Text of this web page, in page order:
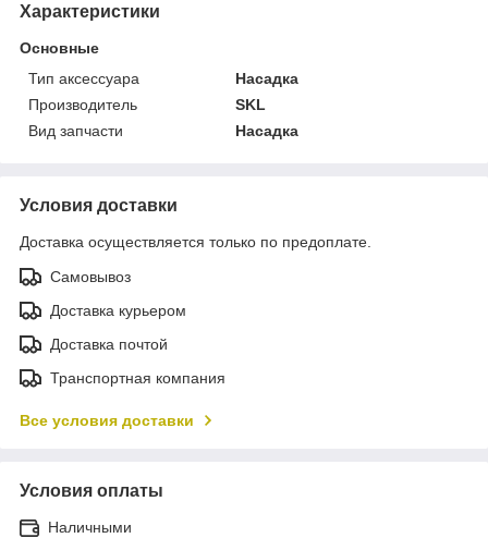
Характеристики
Основные
Тип аксессуара
Насадка
Производитель
SKL
Вид запчасти
Насадка
Условия доставки
Доставка осуществляется только по предоплате.
Самовывоз
Доставка курьером
Доставка почтой
Транспортная компания
Все условия доставки
Условия оплаты
Наличными